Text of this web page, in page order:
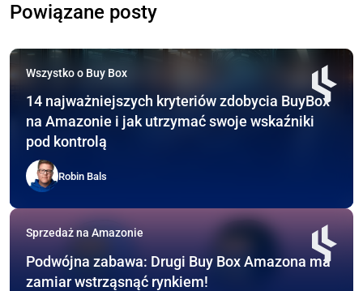
Powiązane posty
Wszystko o Buy Box
14 najważniejszych kryteriów zdobycia BuyBox
na Amazonie i jak utrzymać swoje wskaźniki
pod kontrolą
Robin Bals
Sprzedaż na Amazonie
Podwójna zabawa: Drugi Buy Box Amazona ma
zamiar wstrząsnąć rynkiem!